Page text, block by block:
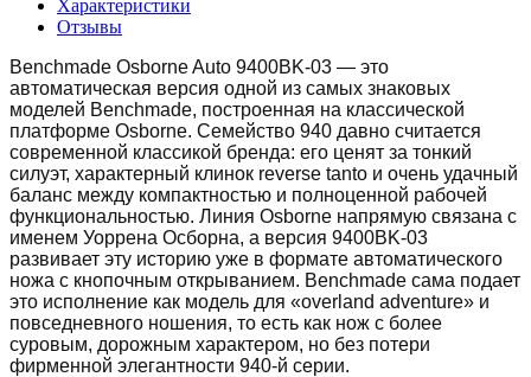
Характеристики
Отзывы
Benchmade Osborne Auto 9400BK-03 — это
автоматическая версия одной из самых знаковых
моделей Benchmade, построенная на классической
платформе Osborne. Семейство 940 давно считается
современной классикой бренда: его ценят за тонкий
силуэт, характерный клинок reverse tanto и очень удачный
баланс между компактностью и полноценной рабочей
функциональностью. Линия Osborne напрямую связана с
именем Уоррена Осборна, а версия 9400BK-03
развивает эту историю уже в формате автоматического
ножа с кнопочным открыванием. Benchmade сама подает
это исполнение как модель для «overland adventure» и
повседневного ношения, то есть как нож с более
суровым, дорожным характером, но без потери
фирменной элегантности 940-й серии.